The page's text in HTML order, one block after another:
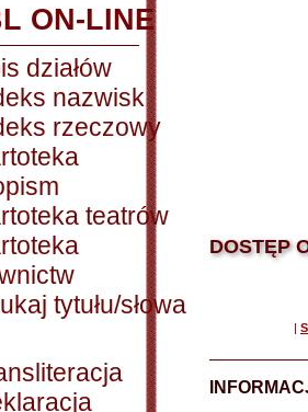
ON-LINE
działów
nazwisk
rzeczowy
teatrów
tytułu/słowa
DOSTĘP
|